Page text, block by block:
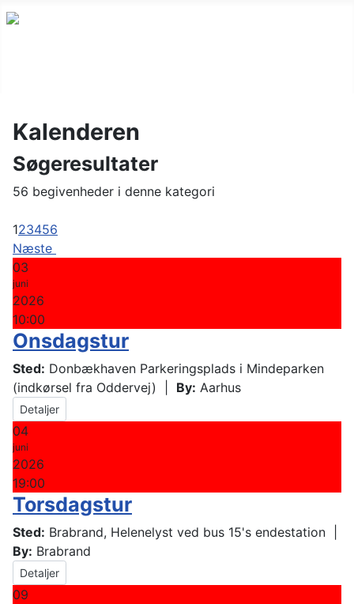
Kalenderen
Søgeresultater
56 begivenheder i denne kategori
123456
Næste
03
juni
2026
10:00
Onsdagstur
Sted: Donbækhaven Parkeringsplads i Mindeparken
(indkørsel fra Oddervej)
By: Aarhus
Detaljer
04
juni
2026
19:00
Torsdagstur
Sted: Brabrand, Helenelyst ved bus 15's endestation
By: Brabrand
Detaljer
09